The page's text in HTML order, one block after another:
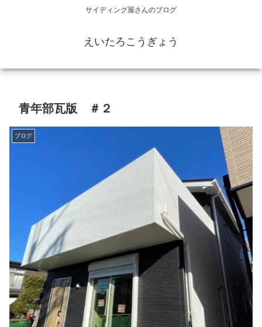
サイディング屋さんのブログ
えいたろこうぎょう
青年部瓦版 ＃２
ブログ